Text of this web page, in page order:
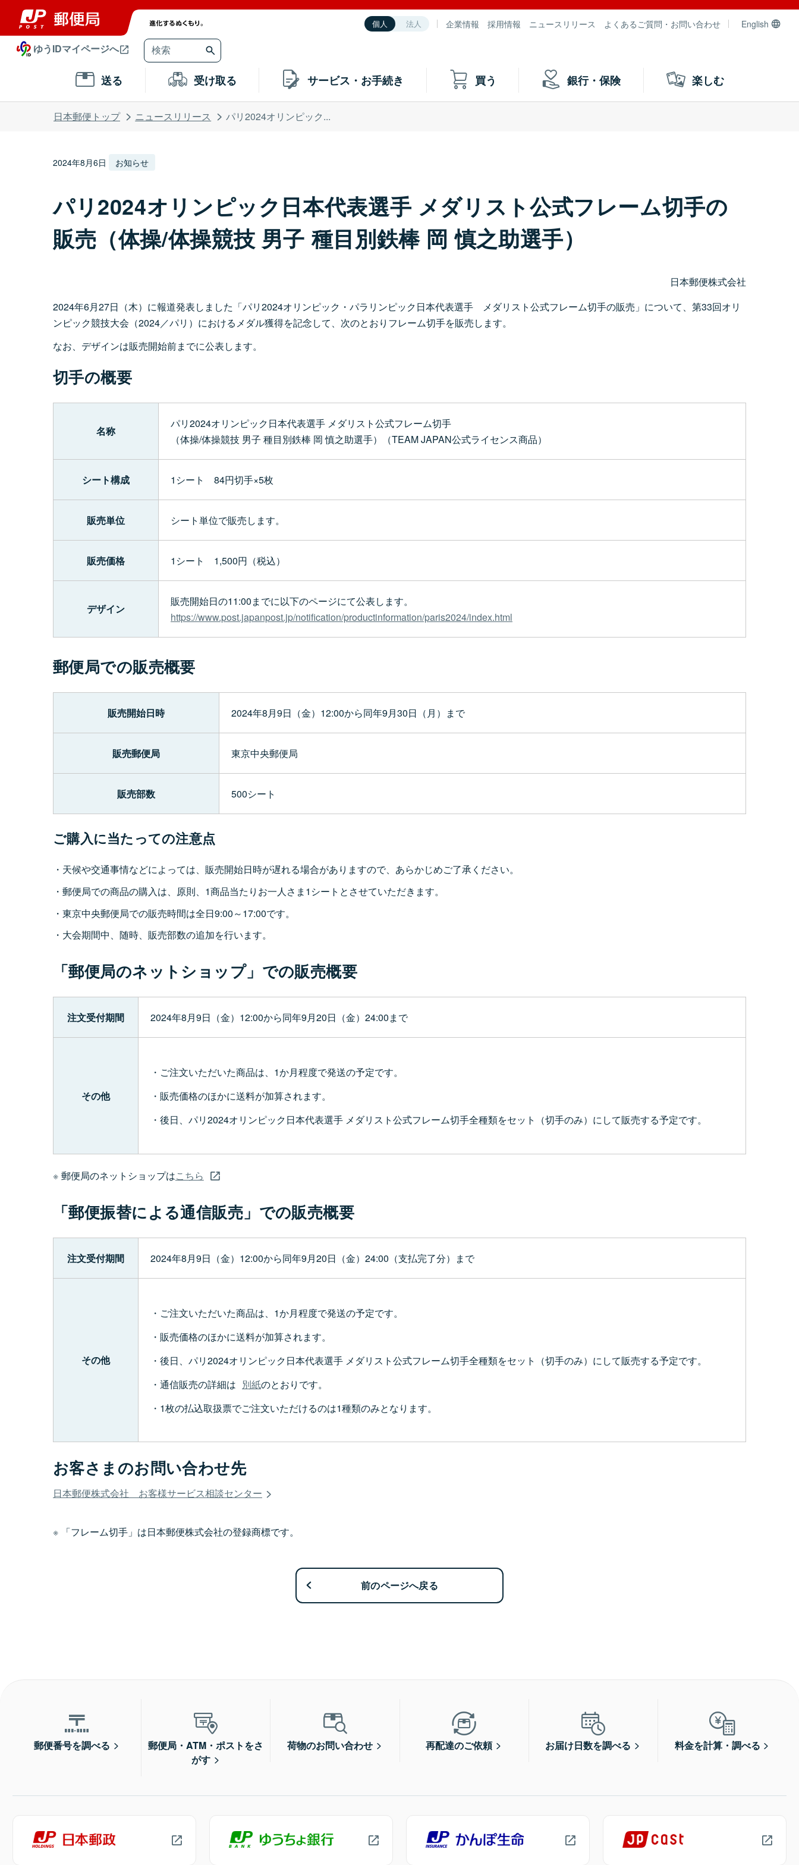
個人 法人 企業情報 採用情報 ニュースリリース よくあるご質問・お問い合わせ English
ゆうIDマイページへ
送る 受け取る サービス・お手続き 買う 銀行・保険 楽しむ
日本郵便トップ ニュースリリース パリ2024オリンピック...
2024年8月6日 お知らせ
パリ2024オリンピック日本代表選手 メダリスト公式フレーム切手の
販売（体操/体操競技 男子 種目別鉄棒 岡 慎之助選手）
日本郵便株式会社
2024年6月27日（木）に報道発表しました「パリ2024オリンピック・パラリンピック日本代表選手 メダリスト公式フレーム切手の販売」について、第33回オリ
ンピック競技大会（2024／パリ）におけるメダル獲得を記念して、次のとおりフレーム切手を販売します。
なお、デザインは販売開始前までに公表します。
切手の概要
名称
パリ2024オリンピック日本代表選手 メダリスト公式フレーム切手
（体操/体操競技 男子 種目別鉄棒 岡 慎之助選手）（TEAM JAPAN公式ライセンス商品）
シート構成 1シート 84円切手×5枚
販売単位 シート単位で販売します。
販売価格 1シート 1,500円（税込）
デザイン
販売開始日の11:00までに以下のページにて公表します。
https://www.post.japanpost.jp/notification/productinformation/paris2024/index.html
郵便局での販売概要
販売開始日時 2024年8月9日（金）12:00から同年9月30日（月）まで
販売郵便局 東京中央郵便局
販売部数 500シート
ご購入に当たっての注意点
天候や交通事情などによっては、販売開始日時が遅れる場合がありますので、あらかじめご了承ください。
郵便局での商品の購入は、原則、1商品当たりお一人さま1シートとさせていただきます。
東京中央郵便局での販売時間は全日9:00～17:00です。
大会期間中、随時、販売部数の追加を行います。
「郵便局のネットショップ」での販売概要
注文受付期間 2024年8月9日（金）12:00から同年9月20日（金）24:00まで
その他
ご注文いただいた商品は、1か月程度で発送の予定です。
販売価格のほかに送料が加算されます。
後日、パリ2024オリンピック日本代表選手 メダリスト公式フレーム切手全種類をセット（切手のみ）にして販売する予定です。
郵便局のネットショップはこちら
「郵便振替による通信販売」での販売概要
注文受付期間 2024年8月9日（金）12:00から同年9月20日（金）24:00（支払完了分）まで
その他
ご注文いただいた商品は、1か月程度で発送の予定です。
販売価格のほかに送料が加算されます。
後日、パリ2024オリンピック日本代表選手 メダリスト公式フレーム切手全種類をセット（切手のみ）にして販売する予定です。
通信販売の詳細は 別紙のとおりです。
1枚の払込取扱票でご注文いただけるのは1種類のみとなります。
お客さまのお問い合わせ先
日本郵便株式会社 お客様サービス相談センター
「フレーム切手」は日本郵便株式会社の登録商標です。
前のページへ戻る
郵便番号を調べる
郵便局・ATM・ポストをさ
がす
荷物のお問い合わせ 再配達のご依頼 お届け日数を調べる 料金を計算・調べる